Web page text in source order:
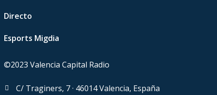
Directo
Esports Migdia
©2023 Valencia Capital Radio
C/ Traginers, 7 · 46014 Valencia, España